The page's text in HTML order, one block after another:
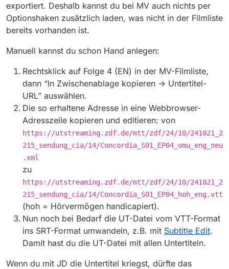
exportiert. Deshalb kannst du bei MV auch nichts per
Optionshaken zusätzlich laden, was nicht in der Filmliste
bereits vorhanden ist.
Manuell kannst du schon Hand anlegen:
Rechtsklick auf Folge 4 (EN) in der MV-Filmliste,
dann “In Zwischenablage kopieren -> Untertitel-
URL” auswählen.
Die so erhaltene Adresse in eine Webbrowser-
Adresszeile kopieren und editieren: von
https://utstreaming.zdf.de/mtt/zdf/24/10/241021_2
215_sendung_cia/14/Concordia_S01_EP04_omu_eng_neu
.xml
zu
https://utstreaming.zdf.de/mtt/zdf/24/10/241021_2
215_sendung_cia/14/Concordia_S01_EP04_hoh_eng.vtt
(hoh = Hörvermögen handicapiert).
Nun noch bei Bedarf die UT-Datei vom VTT-Format
ins SRT-Format umwandeln, z.B. mit Subtitle Edit.
Damit hast du die UT-Datei mit allen Untertiteln.
Wenn du mit JD die Untertitel kriegst, dürfte das